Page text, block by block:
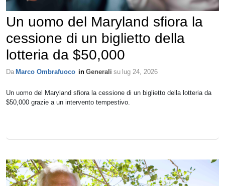
Un uomo del Maryland sfiora la
cessione di un biglietto della
lotteria da $50,000
Da Marco Ombrafuoco in Generali su lug 24, 2026
Un uomo del Maryland sfiora la cessione di un biglietto della lotteria da
$50,000 grazie a un intervento tempestivo.